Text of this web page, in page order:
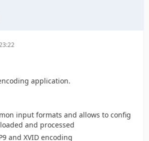
application.
input formats and allows to config
and processed
and XVID encoding